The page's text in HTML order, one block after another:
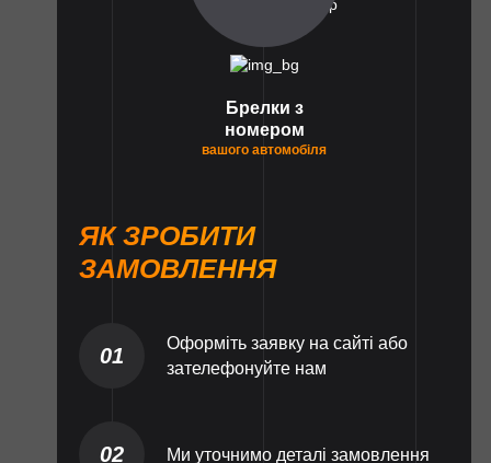
Брелки з
номером
вашого автомобіля
ЯК ЗРОБИТИ
ЗАМОВЛЕННЯ
01
Оформіть заявку на сайті або
зателефонуйте нам
02 Ми уточнимо деталі замовлення